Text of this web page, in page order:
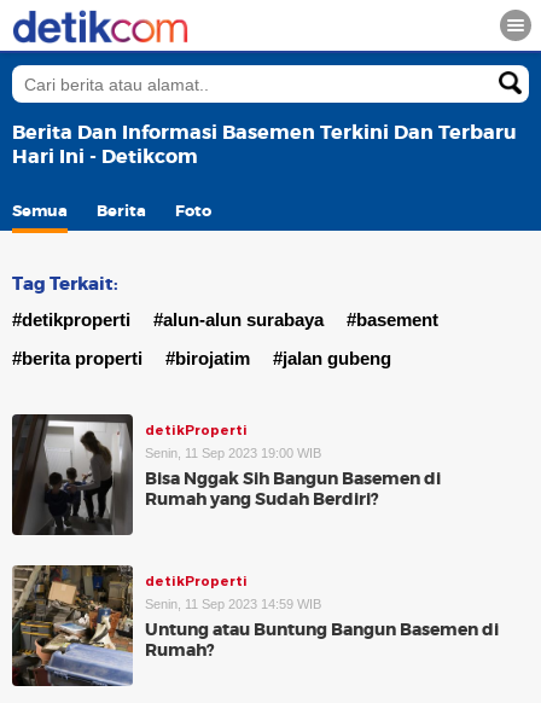
Berita Dan Informasi Basemen Terkini Dan Terbaru
Hari Ini - Detikcom
Semua Berita Foto
Tag Terkait:
#detikproperti #alun-alun surabaya
#basement
#berita properti
#birojatim #jalan gubeng
detikProperti
Senin, 11 Sep 2023 19:00 WIB
Bisa Nggak Sih Bangun Basemen di
Rumah yang Sudah Berdiri?
detikProperti
Senin, 11 Sep 2023 14:59 WIB
Untung atau Buntung Bangun Basemen di
Rumah?